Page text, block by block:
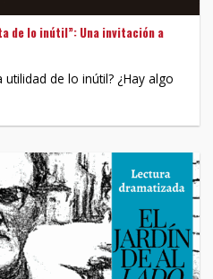
de lo inútil”: Una invitación a
utilidad de lo inútil? ¿Hay algo